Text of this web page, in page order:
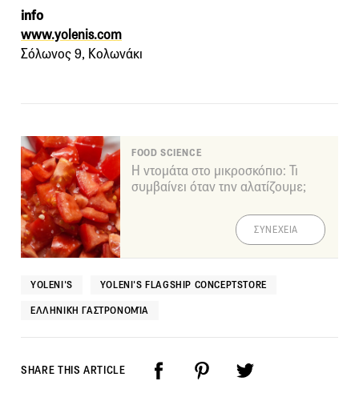
info
www.yolenis.com
Σόλωνος 9, Κολωνάκι
FOOD SCIENCE
Η ντομάτα στο μικροσκόπιο: Τι
συμβαίνει όταν την αλατίζουμε;
ΣΥΝΕΧΕΙΑ
YOLENI'S YOLENI'S FLAGSHIP CONCEPTSTORE
ΕΛΛΗΝΙΚΉ ΓΑΣΤΡΟΝΟΜΊΑ
SHARE THIS ARTICLE